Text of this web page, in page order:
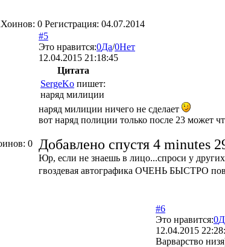
0 Регистрация: 04.07.2014
0
#5
Это нравится:0Да/0Нет
12.04.2015 21:18:45
Цитата
SergeKo пишет:
наряд милиции
наряд милиции ничего не сделает
вот наряд полиции только после 23 может
Добавлено спустя 4 minutes
Юр, если не знаешь в лицо...спроси у
гвоздевая автографика ОЧЕНЬ БЫСТРО
#6
Это нравится:0
12.04.2015
Варварство